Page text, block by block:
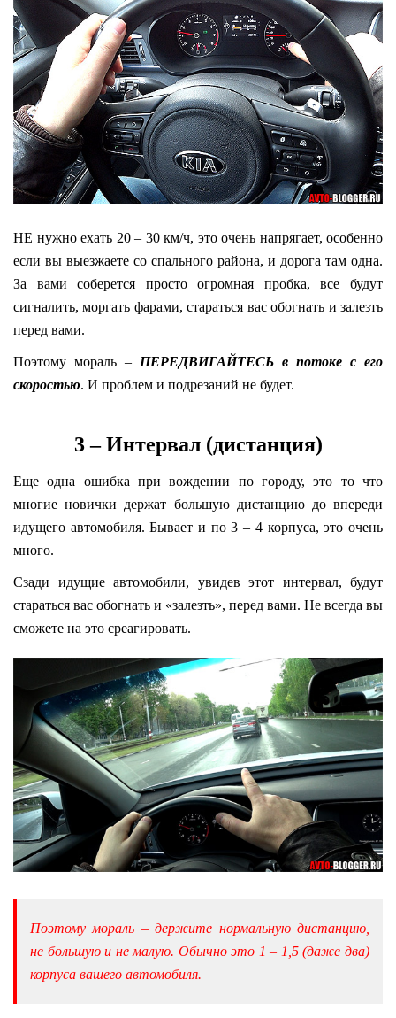
НЕ нужно ехать 20 – 30 км/ч, это очень напрягает, особенно
если вы выезжаете со спального района, и дорога там одна.
За вами соберется просто огромная пробка, все будут
сигналить, моргать фарами, стараться вас обогнать и залезть
перед вами.
Поэтому мораль – ПЕРЕДВИГАЙТЕСЬ в потоке с его
скоростью. И проблем и подрезаний не будет.
3 – Интервал (дистанция)
Еще одна ошибка при вождении по городу, это то что
многие новички держат большую дистанцию до впереди
идущего автомобиля. Бывает и по 3 – 4 корпуса, это очень
много.
Сзади идущие автомобили, увидев этот интервал, будут
стараться вас обогнать и «залезть», перед вами. Не всегда вы
сможете на это среагировать.
Поэтому мораль – держите нормальную дистанцию,
не большую и не малую. Обычно это 1 – 1,5 (даже два)
корпуса вашего автомобиля.